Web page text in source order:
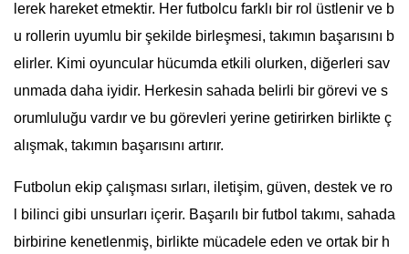
lerek hareket etmektir. Her futbolcu farklı bir rol üstlenir ve b
u rollerin uyumlu bir şekilde birleşmesi, takımın başarısını b
elirler. Kimi oyuncular hücumda etkili olurken, diğerleri sav
unmada daha iyidir. Herkesin sahada belirli bir görevi ve s
orumluluğu vardır ve bu görevleri yerine getirirken birlikte ç
alışmak, takımın başarısını artırır.
Futbolun ekip çalışması sırları, iletişim, güven, destek ve ro
l bilinci gibi unsurları içerir. Başarılı bir futbol takımı, sahada
birbirine kenetlenmiş, birlikte mücadele eden ve ortak bir h